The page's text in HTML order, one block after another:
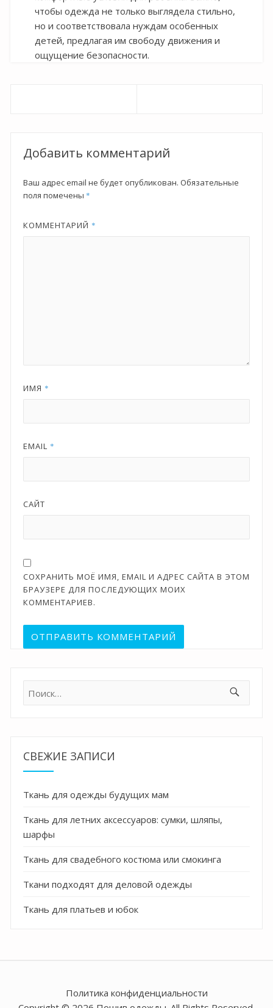
чтобы одежда не только выглядела стильно,
но и соответствовала нуждам особенных
детей, предлагая им свободу движения и
ощущение безопасности.
Добавить комментарий
Ваш адрес email не будет опубликован. Обязательные
поля помечены *
КОММЕНТАРИЙ *
ИМЯ *
EMAIL *
САЙТ
СОХРАНИТЬ МОЁ ИМЯ, EMAIL И АДРЕС САЙТА В ЭТОМ
БРАУЗЕРЕ ДЛЯ ПОСЛЕДУЮЩИХ МОИХ
КОММЕНТАРИЕВ.
Найти:
СВЕЖИЕ ЗАПИСИ
Ткань для одежды будущих мам
Ткань для летних аксессуаров: сумки, шляпы,
шарфы
Ткань для свадебного костюма или смокинга
Ткани подходят для деловой одежды
Ткань для платьев и юбок
Политика конфиденциальности